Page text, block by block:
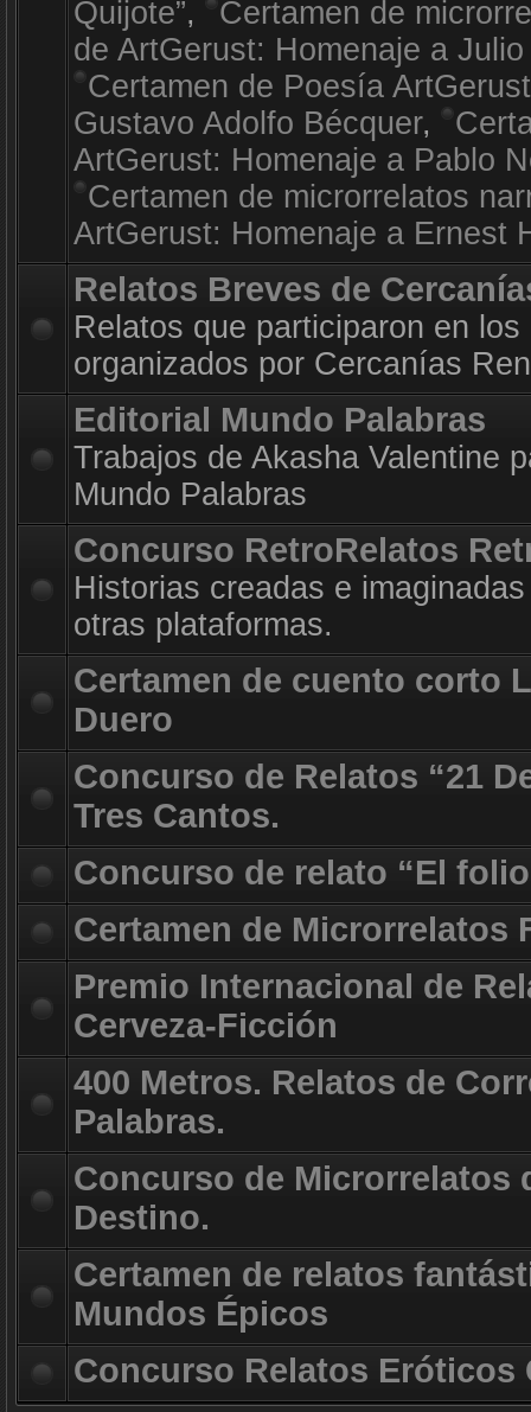
Quijote”,
Certamen de
de ArtGerust: Homenaje a
Certamen de Poesía
Gustavo Adolfo Bécquer,
ArtGerust: Homenaje a Pablo
Certamen de microrrelatos
ArtGerust: Homenaje a Ernest
Relatos Breves de
Relatos que participaron en
organizados por Cercanías
Editorial Mundo Palabras
Trabajos de Akasha Valentine
Mundo Palabras
Concurso RetroRelatos
Historias creadas e
otras plataformas.
Certamen de cuento corto
Duero
Concurso de Relatos “21
Tres Cantos.
Concurso de relato “El
Certamen de Microrrelatos
Premio Internacional de
Cerveza-Ficción
400 Metros. Relatos de
Palabras.
Concurso de Microrrelatos
Destino.
Certamen de relatos
Mundos Épicos
Concurso Relatos Eróticos